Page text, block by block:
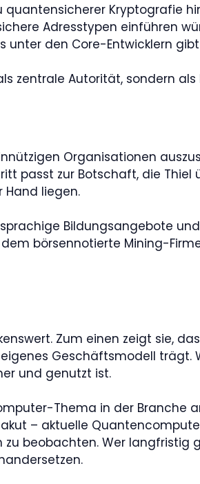
Kryptografie
Adresstypen einführen
unter den Core-Entwicklern
zentrale Autorität, sondern
Organisationen
passt zur Botschaft, die
Hand liegen.
Bildungsangebote
börsennotierte Mining-
Zum einen zeigt sie,
Geschäftsmodell trägt.
und genutzt ist.
Thema in der Branche
– aktuelle
beobachten. Wer langfristig